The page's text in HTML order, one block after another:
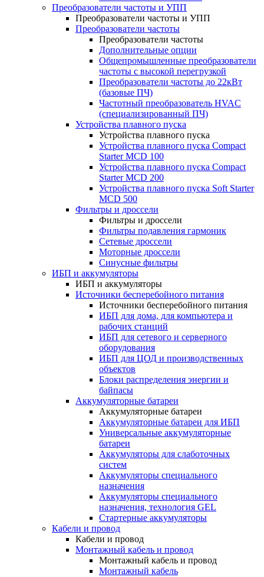
Преобразователи частоты и УПП
Преобразователи частоты и УПП
Преобразователи частоты
Преобразователи частоты
Дополнительные опции
Общепромышленные преобразователи
частоты с высокой перегрузкой
Преобразователи частоты до 22кВт
(базовые ПЧ)
Частотный преобразователь HVAC
(специализированный ПЧ)
Устройства плавного пуска
Устройства плавного пуска
Устройства плавного пуска Compact
Starter MCD 100
Устройства плавного пуска Compact
Starter MCD 200
Устройства плавного пуска Soft Starter
MCD 500
Фильтры и дроссели
Фильтры и дроссели
Фильтры подавления гармоник
Сетевые дроссели
Моторные дроссели
Синусные фильтры
ИБП и аккумуляторы
ИБП и аккумуляторы
Источники бесперебойного питания
Источники бесперебойного питания
ИБП для дома, для компьютера и
рабочих станций
ИБП для сетевого и серверного
оборудования
ИБП для ЦОД и производственных
объектов
Блоки распределения энергии и
байпасы
Аккумуляторные батареи
Аккумуляторные батареи
Аккумуляторные батареи для ИБП
Универсальные аккумуляторные
батареи
Аккумуляторы для слаботочных
систем
Аккумуляторы специального
назначения
Аккумуляторы специального
назначения, технология GEL
Стартерные аккумуляторы
Кабели и провод
Кабели и провод
Монтажный кабель и провод
Монтажный кабель и провод
Монтажный кабель